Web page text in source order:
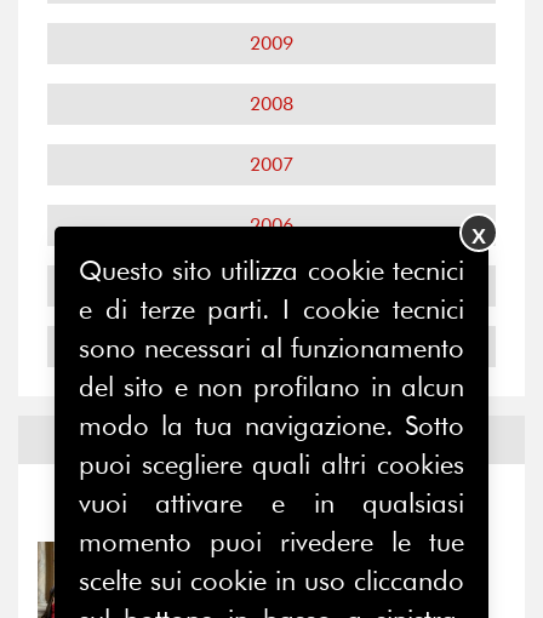
2009
2008
2007
2006
2005
2004
Notizie edEventi
Notizie - Eventi
Prima della pausa estiva,
Questo sito utilizza cookie tecnici
e di terze parti. I cookie tecnici
sono necessari al funzionamento
del sito e non profilano in alcun
modo la tua navigazione. Sotto
puoi scegliere quali altri cookies
vuoi attivare e in qualsiasi
momento puoi rivedere le tue
scelte sui cookie in uso cliccando
X